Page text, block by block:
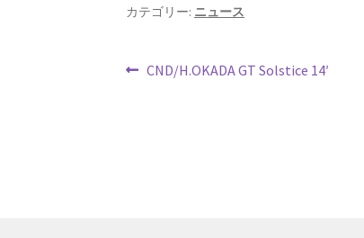
o
k
l
es
カテゴリー: ニュース
投前
CND/H.OKADA GT Solstice 14′